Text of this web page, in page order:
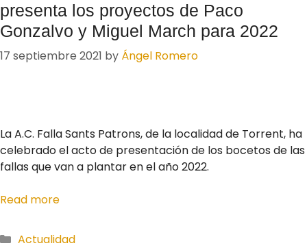
presenta los proyectos de Paco
Gonzalvo y Miguel March para 2022
17 septiembre 2021 by Ángel Romero
La A.C. Falla Sants Patrons, de la localidad de Torrent, ha
celebrado el acto de presentación de los bocetos de las
fallas que van a plantar en el año 2022.
Read more
Actualidad